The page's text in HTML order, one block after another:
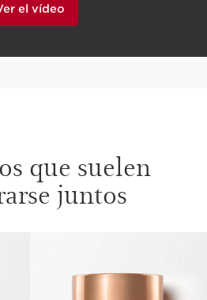
el vídeo
que suelen
juntos